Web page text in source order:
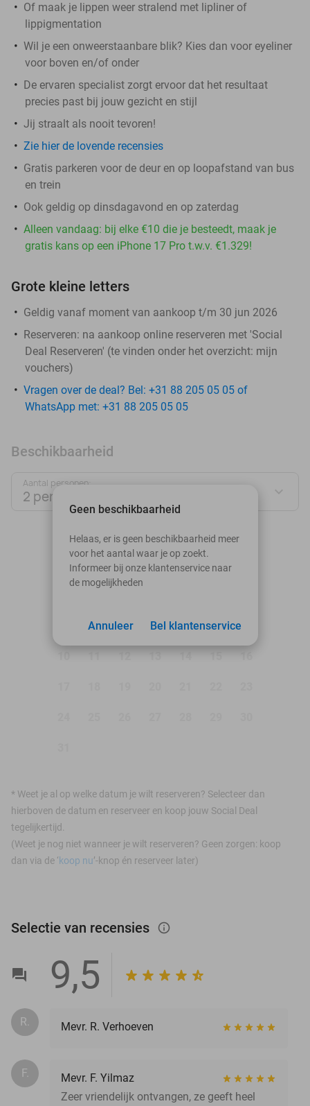
Of maak je lippen weer stralend met lipliner of
lippigmentation
Wil je een onweerstaanbare blik? Kies dan voor eyeliner
voor boven en/of onder
De ervaren specialist zorgt ervoor dat het resultaat
precies past bij jouw gezicht en stijl
Jij straalt als nooit tevoren!
Zie hier de lovende recensies
Gratis parkeren voor de deur en op loopafstand van bus
en trein
Ook geldig op dinsdagavond en op zaterdag
Alleen vandaag: bij elke €10 die je besteedt, maak je
gratis kans op een iPhone 17 Pro t.w.v. €1.329!
Grote kleine letters
Geldig vanaf moment van aankoop t/m 30 jun 2026
Reserveren: na aankoop online reserveren met 'Social
Deal Reserveren' (te vinden onder het overzicht: mijn
vouchers)
Vragen over de deal? Bel: +31 88 205 05 05 of
WhatsApp met: +31 88 205 05 05
Beschikbaarheid
Aantal personen:
2 personen
augustus 2026
Ma
Di Wo Do Vr
4 5 6 7 8
* Weet je al op welke datum je wilt reserveren? Selecteer dan
hierboven de datum en reserveer en koop jouw Social Deal
tegelijkertijd.
(Weet je nog niet wanneer je wilt reserveren? Geen zorgen: koop
dan via de ‘koop nu’-knop én reserveer later)
Geen beschikbaarheid
Helaas, er is geen beschikbaarheid meer
voor het aantal waar je op zoekt.
Informeer bij onze klantenservice naar
de mogelijkheden
Bel klantenservice
Annuleer
Selectie van recensies info_outlined
9,5
R. Mevr. R. Verhoeven
F.
Mevr. F. Yilmaz
Zeer vriendelijk ontvangen, ze geeft heel